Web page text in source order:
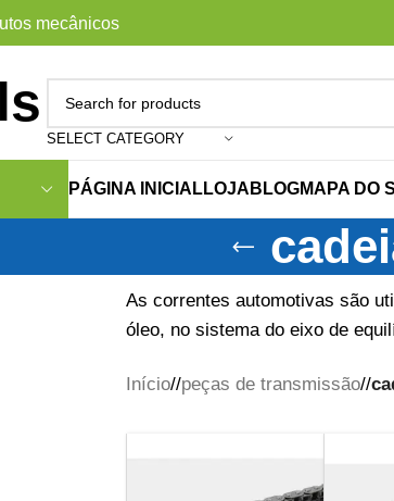
mecânicos
SELECT CATEGORY
PÁGINA INICIALLOJA BLOGMAPA DO
As correntes automotivas são
óleo, no sistema do eixo de
Início/ peças de transmissão/